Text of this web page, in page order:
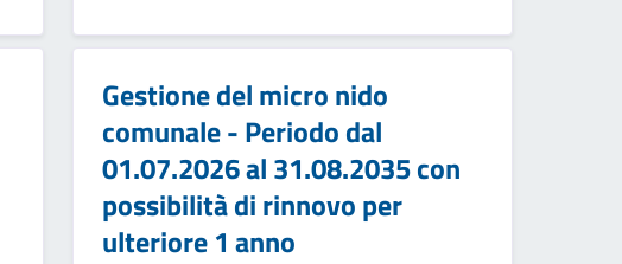
Gestione del micro nido
comunale - Periodo dal
01.07.2026 al 31.08.2035 con
possibilità di rinnovo per
ulteriore 1 anno